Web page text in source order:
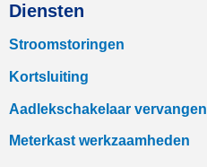
Diensten
Stroomstoringen
Kortsluiting
Aadlekschakelaar vervangen
Meterkast werkzaamheden